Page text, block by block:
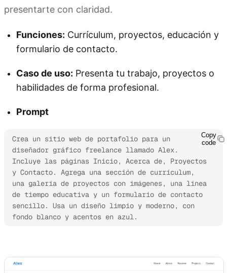
presentarte con claridad.
Funciones: Currículum, proyectos, educación y
formulario de contacto.
Caso de uso: Presenta tu trabajo, proyectos o
habilidades de forma profesional.
Prompt
Crea un sitio web de portafolio para un
diseñador gráfico freelance llamado Alex.
Incluye las páginas Inicio, Acerca de, Proyectos
y Contacto. Agrega una sección de currículum,
una galería de proyectos con imágenes, una línea
de tiempo educativa y un formulario de contacto
sencillo. Usa un diseño limpio y moderno, con
fondo blanco y acentos en azul.
Copy
code